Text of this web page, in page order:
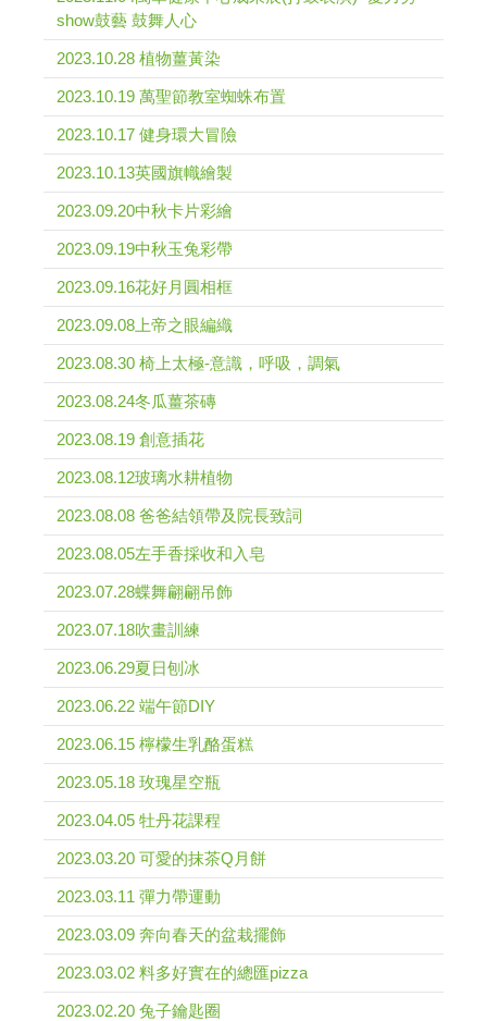
show鼓藝 鼓舞人心
2023.10.28 植物薑黃染
2023.10.19 萬聖節教室蜘蛛布置
2023.10.17 健身環大冒險
2023.10.13英國旗幟繪製
2023.09.20中秋卡片彩繪
2023.09.19中秋玉兔彩帶
2023.09.16花好月圓相框
2023.09.08上帝之眼編織
2023.08.30 椅上太極-意識，呼吸，調氣
2023.08.24冬瓜薑茶磚
2023.08.19 創意插花
2023.08.12玻璃水耕植物
2023.08.08 爸爸結領帶及院長致詞
2023.08.05左手香採收和入皂
2023.07.28蝶舞翩翩吊飾
2023.07.18吹畫訓練
2023.06.29夏日刨冰
2023.06.22 端午節DIY
2023.06.15 檸檬生乳酪蛋糕
2023.05.18 玫瑰星空瓶
2023.04.05 牡丹花課程
2023.03.20 可愛的抹茶Q月餅
2023.03.11 彈力帶運動
2023.03.09 奔向春天的盆栽擺飾
2023.03.02 料多好實在的總匯pizza
2023.02.20 兔子鑰匙圈